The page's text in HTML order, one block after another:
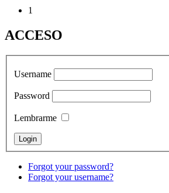
1
ACCESO
Username
Password
Lembrarme
Forgot your password?
Forgot your username?